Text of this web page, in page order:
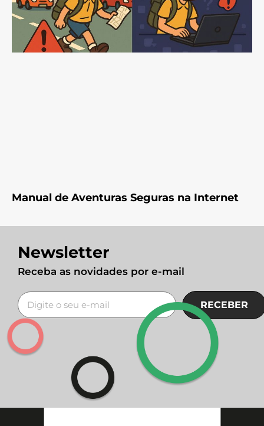
Manual de Aventuras Seguras na Internet
Newsletter
Receba as novidades por e-mail
RECEBER